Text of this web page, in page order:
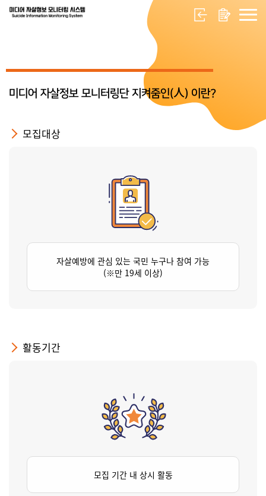
미디어 자살정보 모니터링단 지켜줌인(人) 이란?
모집대상
자살예방에 관심 있는 국민 누구나 참여 가능
(※만 19세 이상)
활동기간
모집 기간 내 상시 활동